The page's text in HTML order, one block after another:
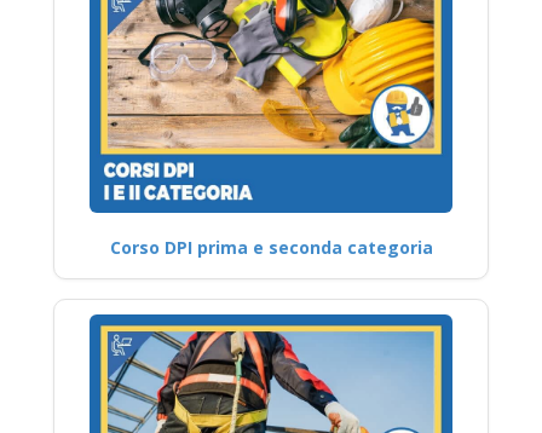
Corso DPI prima e seconda categoria